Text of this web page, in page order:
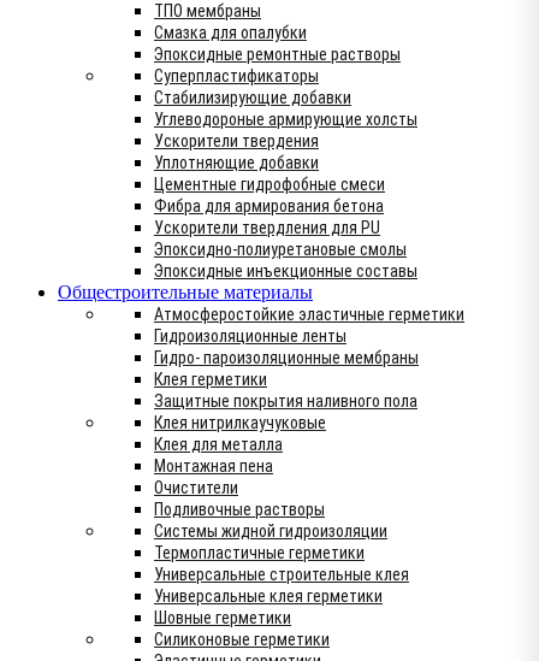
ТПО мембраны
Смазка для опалубки
Эпоксидные ремонтные растворы
Суперпластификаторы
Стабилизирующие добавки
Углеводороные армирующие холсты
Ускорители твердения
Уплотняющие добавки
Цементные гидрофобные смеси
Фибра для армирования бетона
Ускорители твердления для PU
Эпоксидно-полиуретановые смолы
Эпоксидные инъекционные составы
Общестроительные материалы
Атмосферостойкие эластичные герметики
Гидроизоляционные ленты
Гидро- пароизоляционные мембраны
Клея герметики
Защитные покрытия наливного пола
Клея нитрилкаучуковые
Клея для металла
Монтажная пена
Очистители
Подливочные растворы
Системы жидной гидроизоляции
Термопластичные герметики
Универсальные строительные клея
Универсальные клея герметики
Шовные герметики
Силиконовые герметики